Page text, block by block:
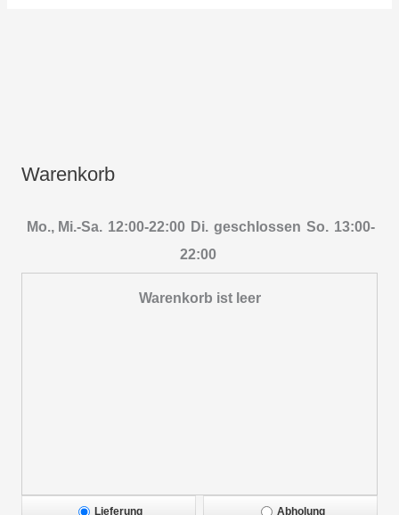
Warenkorb
Mo., Mi.-Sa. 12:00-22:00 Di. geschlossen So. 13:00-
22:00
Warenkorb ist leer
Lieferung Abholung